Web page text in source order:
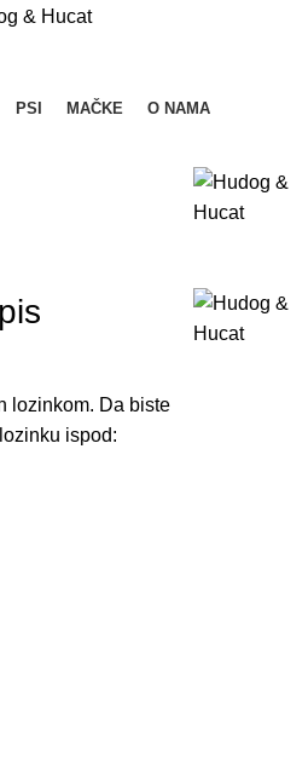
PSI MAČKE
O NAMA
lozinkom. Da biste
ispod: